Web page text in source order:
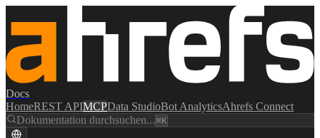
Docs
HomeREST APIMCPData StudioBot AnalyticsAhrefs Connect
Dokumentation durchsuchen...⌘K